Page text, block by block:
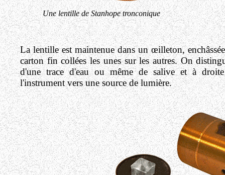
Une lentille de Stanhope tronconique
La lentille est maintenue dans un œilleton,
carton fin collées les unes sur les autres. On
d'une trace d'eau ou même de saliveet à
l'instrument vers une source de lumière.